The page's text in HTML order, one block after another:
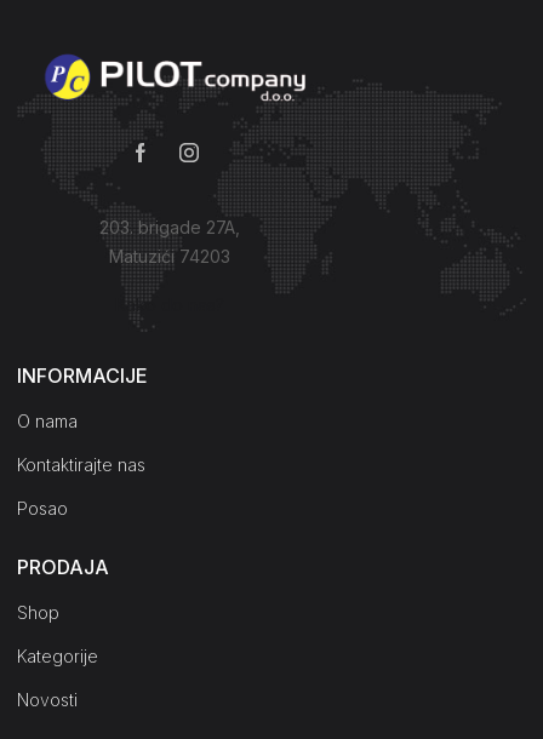
203. brigade 27A,
Matuzići 74203
Kako do nas?
INFORMACIJE
O nama
Kontaktirajte nas
Posao
PRODAJA
Shop
Kategorije
Novosti